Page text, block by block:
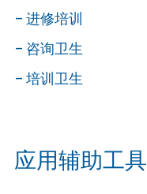
进修培训
咨询卫生
培训卫生
应用辅助工具